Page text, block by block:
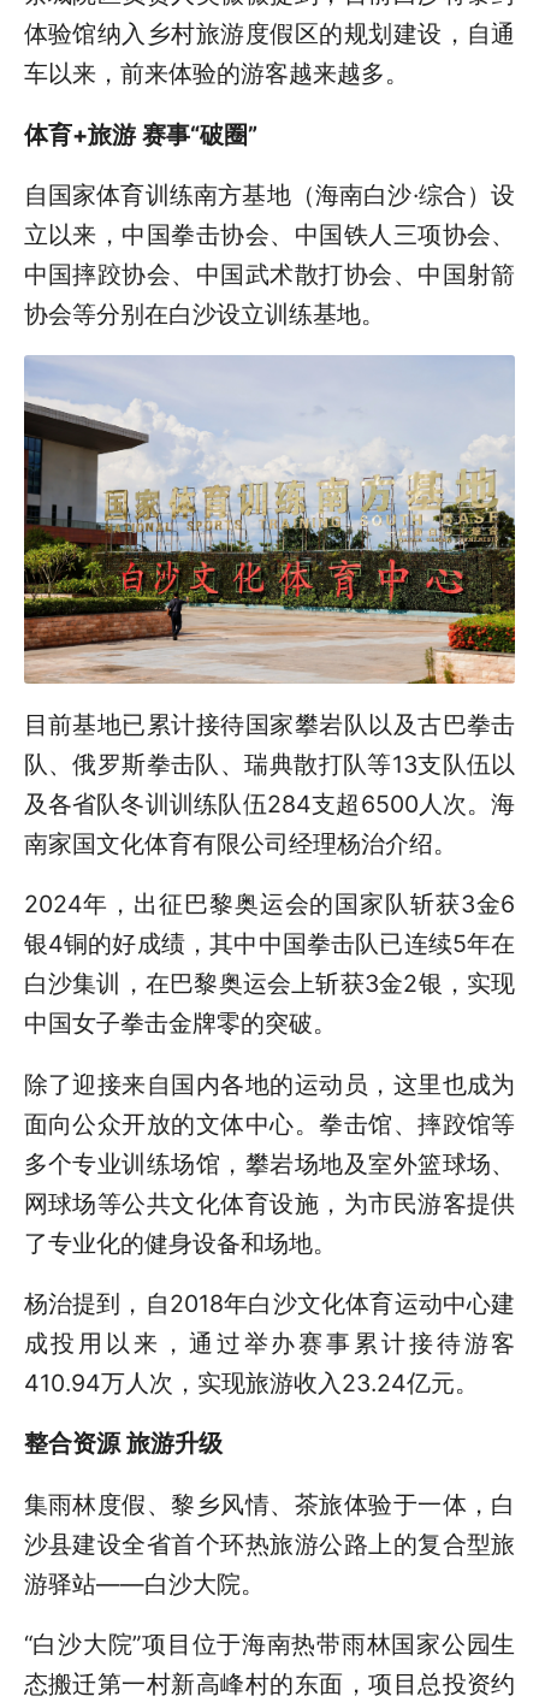
体验馆纳入乡村旅游度假区的规划建设，自通
车以来，前来体验的游客越来越多。
体育+旅游 赛事“破圈”
自国家体育训练南方基地（海南白沙·综合）设
立以来，中国拳击协会、中国铁人三项协会、
中国摔跤协会、中国武术散打协会、中国射箭
协会等分别在白沙设立训练基地。
目前基地已累计接待国家攀岩队以及古巴拳击
队、俄罗斯拳击队、瑞典散打队等13支队伍以
及各省队冬训训练队伍284支超6500人次。海
南家国文化体育有限公司经理杨治介绍。
2024年，出征巴黎奥运会的国家队斩获3金6
银4铜的好成绩，其中中国拳击队已连续5年在
白沙集训，在巴黎奥运会上斩获3金2银，实现
中国女子拳击金牌零的突破。
除了迎接来自国内各地的运动员，这里也成为
面向公众开放的文体中心。拳击馆、摔跤馆等
多个专业训练场馆，攀岩场地及室外篮球场、
网球场等公共文化体育设施，为市民游客提供
了专业化的健身设备和场地。
杨治提到，自2018年白沙文化体育运动中心建
成投用以来，通过举办赛事累计接待游客
410.94万人次，实现旅游收入23.24亿元。
整合资源 旅游升级
集雨林度假、黎乡风情、茶旅体验于一体，白
沙县建设全省首个环热旅游公路上的复合型旅
游驿站——白沙大院。
“白沙大院”项目位于海南热带雨林国家公园生
态搬迁第一村新高峰村的东面，项目总投资约